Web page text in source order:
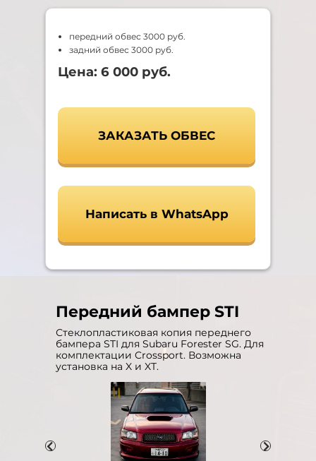
передний обвес 3000 руб.
задний обвес 3000 руб.
Цена: 6 000 руб.
ЗАКАЗАТЬ ОБВЕС
Написать в WhatsApp
Передний бампер STI
Стеклопластиковая копия переднего
бампера STI для Subaru Forester SG. Для
комплектации Crossport. Возможна
установка на X и XT.